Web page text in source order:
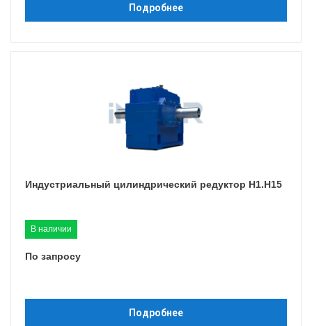
Подробнее
Индустриальный цилиндрический редуктор H1.H15
В наличии
По запросу
Подробнее